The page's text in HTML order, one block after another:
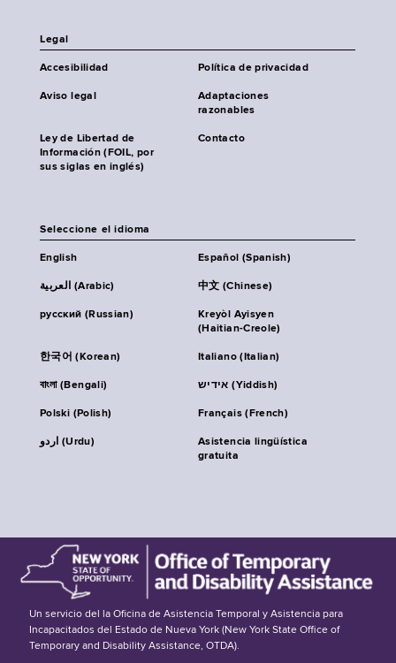
Legal
Accesibilidad Política de privacidad
Aviso legal
Adaptaciones
razonables
Ley de Libertad de
Información (FOIL, por
sus siglas en inglés)
Contacto
Seleccione el idioma
English Español (Spanish)
العربية (Arabic) 中文 (Chinese)
русский (Russian)
Kreyòl Ayisyen
(Haitian-Creole)
한국어 (Korean) Italiano (Italian)
বাংলা (Bengali) אידיש (Yiddish)
Polski (Polish) Français (French)
اردو (Urdu)
Asistencia lingüística
gratuita
Un servicio del la Oficina de Asistencia Temporal y Asistencia para
Incapacitados del Estado de Nueva York (New York State Office of
Temporary and Disability Assistance, OTDA).